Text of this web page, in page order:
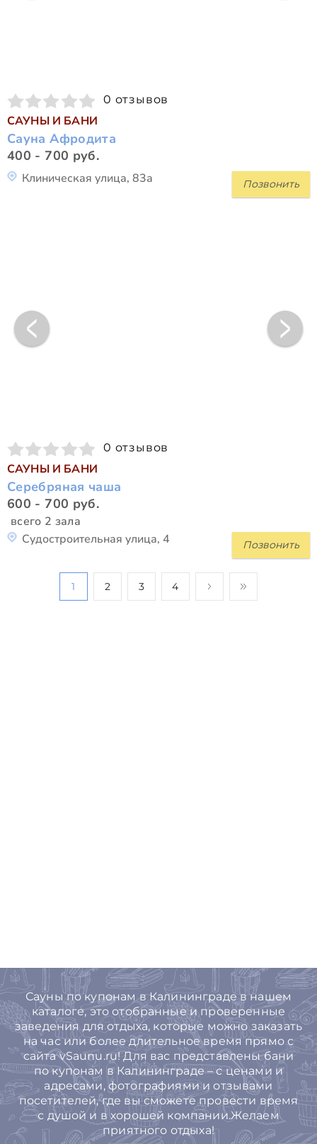
0 отзывов
САУНЫ И БАНИ
Сауна Афродита
400 - 700 руб.
Позвонить
Клиническая улица, 83а
0 отзывов
САУНЫ И БАНИ
Серебряная чаша
600 - 700 руб.
всего 2 зала
Позвонить
Судостроительная улица, 4
1 2 3 4
Сауны по купонам в Калининграде в нашем
каталоге, это отобранные и проверенные
заведения для отдыха, которые можно заказать
на час или более длительное время прямо с
сайта vSaunu.ru! Для вас представлены бани
по купонам в Калининграде – с ценами и
адресами, фотографиями и отзывами
посетителей, где вы сможете провести время
с душой и в хорошей компании.Желаем
приятного отдыха!